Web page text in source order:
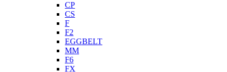
CP
CS
F
F2
EGGBELT
MM
F6
FX